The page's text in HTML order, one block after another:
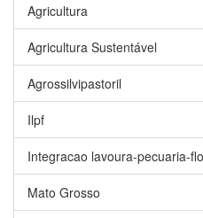
Agricultura
Agricultura Sustentável
Agrossilvipastoril
Ilpf
Integracao lavoura-pecuaria-
Mato Grosso